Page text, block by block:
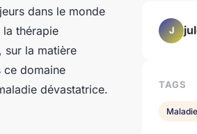
dans le monde
la thérapie
sur la matière
ce domaine
dévastatrice.
J
TAGS
Maladie